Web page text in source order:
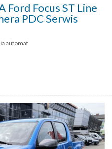
Ford Focus ST Line
PDC Serwis
automat